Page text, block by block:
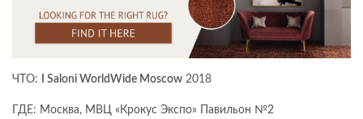
ЧТО: I Saloni WorldWide Moscow 2018
ГДЕ: Москва, МВЦ «Крокус Экспо» Павильон №2